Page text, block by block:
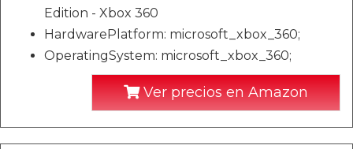
Edition - Xbox 360
HardwarePlatform: microsoft_xbox_360;
OperatingSystem: microsoft_xbox_360;
Ver precios en Amazon